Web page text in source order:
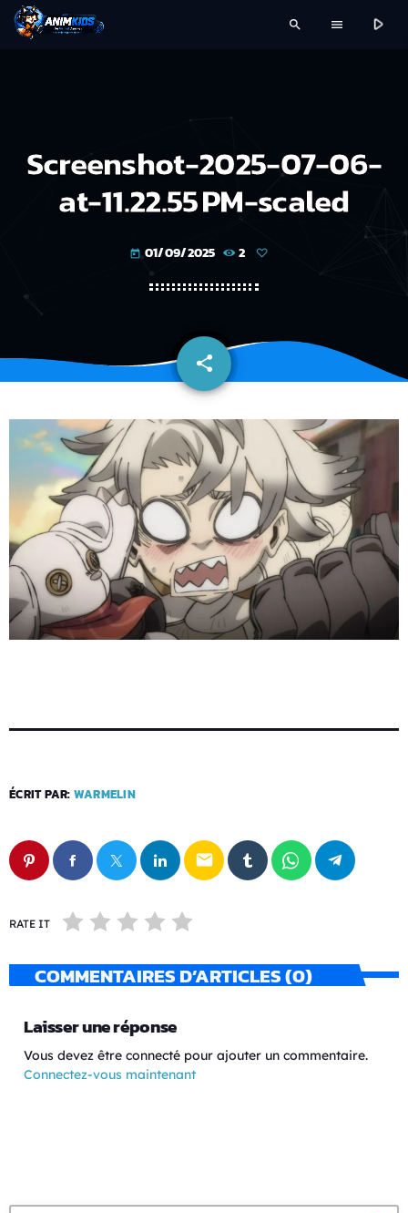
search menu play_arrow
Screenshot-2025-07-06-
at-11.22.55 PM-scaled
today 01/09/2025 2
share
email
ÉCRIT PAR: WARMELIN
email
RATE IT
COMMENTAIRES D’ARTICLES (0)
Laisser une réponse
Vous devez être connecté pour ajouter un commentaire.
Connectez-vous maintenant